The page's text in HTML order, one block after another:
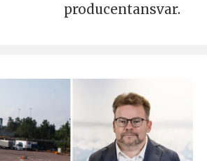
producentansvar.